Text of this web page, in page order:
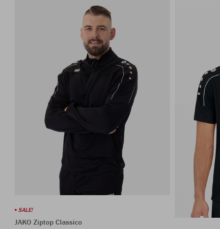
SALE!
JAKO Ziptop Classico